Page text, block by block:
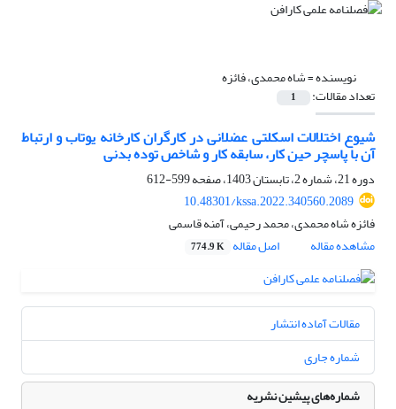
نویسنده =شاه محمدی، فائزه
تعداد مقالات: 1
شیوع اختلالات اسکلتی عضلانی در کارگران کارخانه یوتاب و ارتباط
آن با پاسچر حین کار، سابقه کار و شاخص توده بدنی
دوره 21، شماره 2، تابستان 1403، صفحه
599-612
10.48301/kssa.2022.340560.2089
فائزه شاه محمدی، محمد رحیمی، آمنه قاسمی
مشاهده مقاله
اصل مقاله 774.9 K
مقالات آماده انتشار
شماره جاری
شماره‌های پیشین نشریه